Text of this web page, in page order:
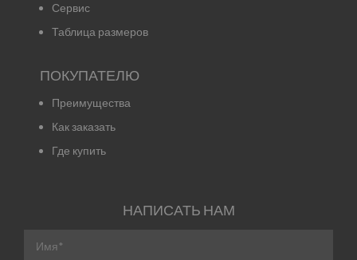
Сервис
Таблица размеров
ПОКУПАТЕЛЮ
Преимущества
Как заказать
Где купить
НАПИСАТЬ НАМ